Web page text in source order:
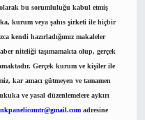
bu sorumluluğu kabul etmiş
kurum veya şahıs şirketi ile hiçbir
kendi hazırladığımız makaleler
niteliği taşımamakta olup, gerçek
Gerçek kurum ve kişiler ile
kar amacı gütmeyen ve tamamen
ve yasal düzenlemelere aykırı
adresine